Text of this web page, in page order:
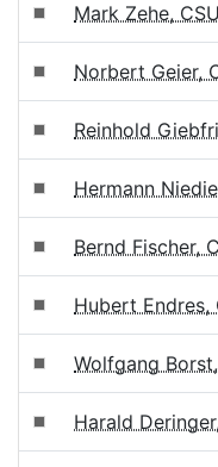
Mark Zehe, CSU
Norbert Geier,
Reinhold
Hermann
Bernd Fischer,
Hubert Endres,
Wolfgang
Harald